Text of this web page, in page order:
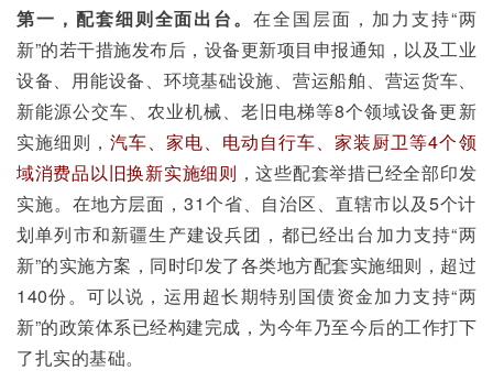
第一，配套细则全面出台。在全国层面，加力支持“两
新”的若干措施发布后，设备更新项目申报通知，以及工业
设备、用能设备、环境基础设施、营运船舶、营运货车、
新能源公交车、农业机械、老旧电梯等8个领域设备更新
实施细则，汽车、家电、电动自行车、家装厨卫等4个领
域消费品以旧换新实施细则 ，这些配套举措已经全部印发
实施。在地方层面，31个省、自治区、直辖市以及5个计
划单列市和新疆生产建设兵团，都已经出台加力支持“两
新”的实施方案，同时印发了各类地方配套实施细则，超过
140份。可以说，运用超长期特别国债资金加力支持“两
新”的政策体系已经构建完成，为今年乃至今后的工作打下
了扎实的基础。